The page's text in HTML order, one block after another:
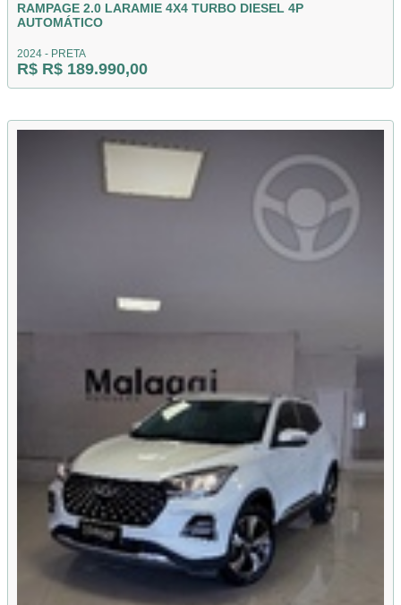
RAMPAGE 2.0 LARAMIE 4X4 TURBO DIESEL 4P
AUTOMÁTICO
2024 - PRETA
R$ R$ 189.990,00